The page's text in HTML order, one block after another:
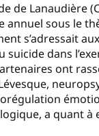
de Lanaudière
sous le
s’adressait
dans
ont
a quant